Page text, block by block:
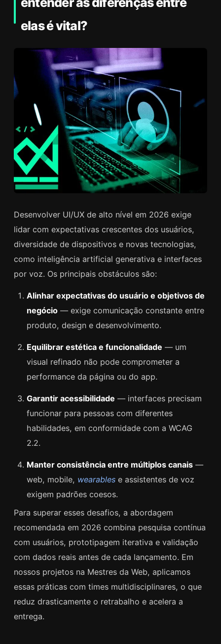
elas é vital?
Desenvolver UI/UX de alto nível em 2026 exige
lidar com expectativas crescentes dos usuários,
diversidade de dispositivos e novas tecnologias,
como inteligência artificial generativa e interfaces
por voz. Os principais obstáculos são:
Alinhar expectativas do usuário e objetivos de
negócio — exige comunicação constante entre
produto, design e desenvolvimento.
Equilibrar estética e funcionalidade — um
visual refinado não pode comprometer a
performance da página ou do app.
Garantir acessibilidade — interfaces precisam
funcionar para pessoas com diferentes
habilidades, em conformidade com a WCAG
2.2.
Manter consistência entre múltiplos canais —
web, mobile, wearables e assistentes de voz
exigem padrões coesos.
Para superar esses desafios, a abordagem
recomendada em 2026 combina pesquisa contínua
com usuários, prototipagem iterativa e validação
com dados reais antes de cada lançamento. Em
nossos projetos na Mestres da Web, aplicamos
essas práticas com times multidisciplinares, o que
reduz drasticamente o retrabalho e acelera a
entrega.